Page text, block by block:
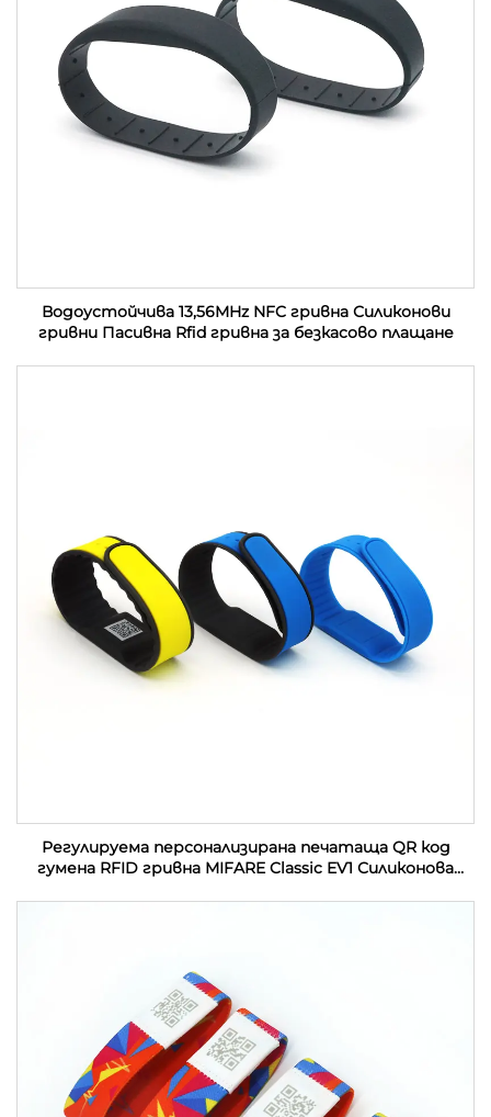
Водоустойчива 13,56MHz NFC гривна Силиконови
гривни Пасивна Rfid гривна за безкасово плащане
Регулируема персонализирана печатаща QR код
гумена RFID гривна MIFARE Classic EV1 Силиконова